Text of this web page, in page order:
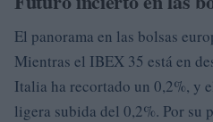
El panorama en las bolsas
Mientras el IBEX 35 está en
Italia ha recortado un 0,2%, y
ligera subida del 0,2%. Por su